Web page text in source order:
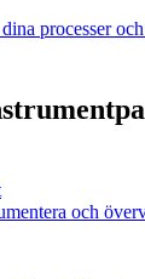
processer
och